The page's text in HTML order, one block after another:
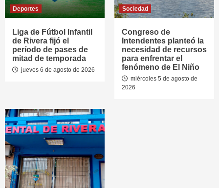
Deportes
Liga de Fútbol Infantil
de Rivera fijó el
período de pases de
mitad de temporada
jueves 6 de agosto de 2026
Sociedad
Congreso de
Intendentes planteó la
necesidad de recursos
para enfrentar el
fenómeno de El Niño
miércoles 5 de agosto de
2026